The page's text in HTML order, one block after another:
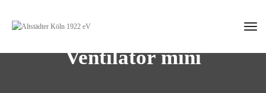
Ventilator mini